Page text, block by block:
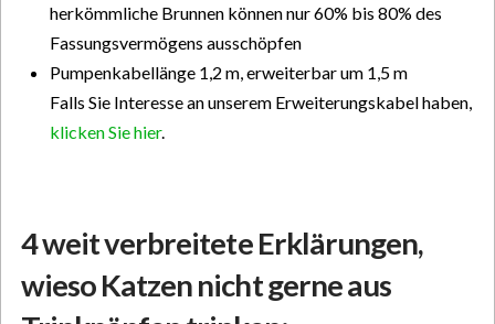
herkömmliche Brunnen können nur 60% bis 80% des
Fassungsvermögens ausschöpfen
Pumpenkabellänge 1,2 m, erweiterbar um 1,5 m
Falls Sie Interesse an unserem Erweiterungskabel haben,
klicken Sie hier.
4 weit verbreitete Erklärungen,
wieso Katzen nicht gerne aus